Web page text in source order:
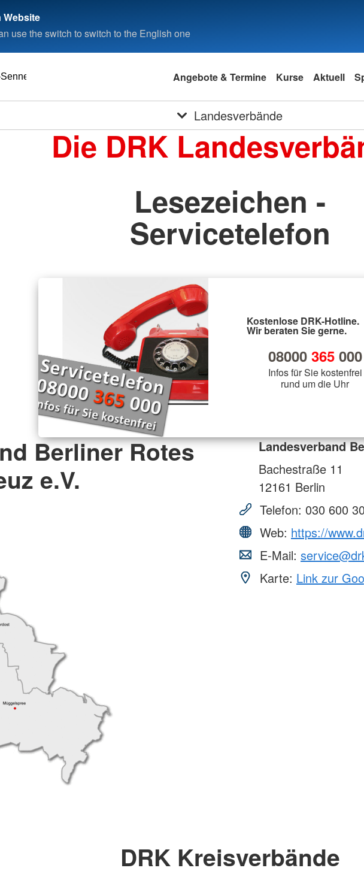
use the switch to switch to the English one
Angebote & Termine Kurse Aktuell
Landesverbände
Die DRK
Lesezeichen -
Servicetelefon
Kostenlose DRK-Hotline.
Wir beraten Sie gerne.
08000 365000
Infos für Sie kostenfrei
rund um die Uhr
Berliner Rotes
e.V.
Landesverband
Bachestraße 11
12161 Berlin
Telefon: 030 600
Web: https://
E-Mail:
Karte: Link zur
DRK Kreisverbände